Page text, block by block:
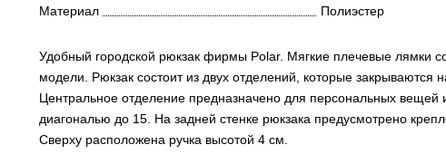
Материал Полиэстер
Удобный городской рюкзак фирмы Polar. Мягкие плечевые лямки
модели. Рюкзак состоит из двух отделений, которые
Центральное отделение предназначено для персональных
диагональю до 15. На задней стенке рюкзака предусмотрено
Сверху расположена ручка высотой 4 см.